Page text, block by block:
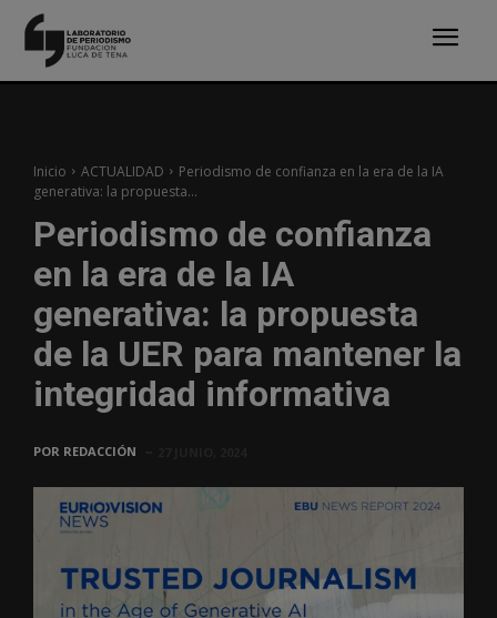
Inicio ACTUALIDAD
Periodismo de confianza en la era de la IA
generativa: la propuesta...
Periodismo de confianza
en la era de la IA
generativa: la propuesta
de la UER para mantener la
integridad informativa
POR REDACCIÓN